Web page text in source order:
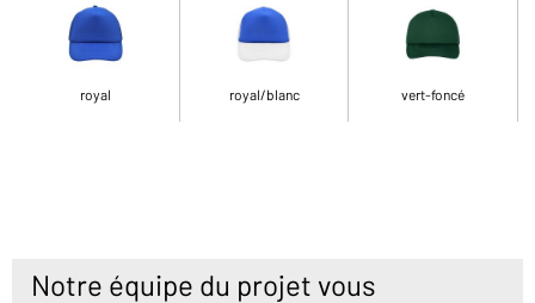
royal royal/blanc vert-foncé
Notre équipe du projet vous